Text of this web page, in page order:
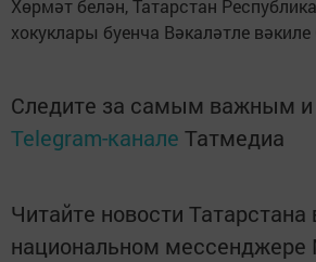
Хөрмәт белән, Татарстан
хокуклары буенча Вәкаләтле
Следите за самым важным
Telegram-канале Татмедиа
Читайте новости Татарстана
национальном мессенджере